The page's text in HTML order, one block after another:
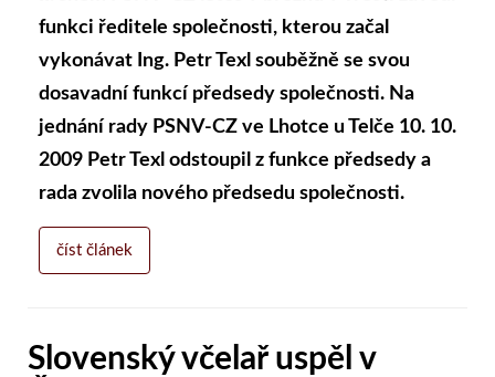
funkci ředitele společnosti, kterou začal
vykonávat Ing. Petr Texl souběžně se svou
dosavadní funkcí předsedy společnosti. Na
jednání rady PSNV-CZ ve Lhotce u Telče 10. 10.
2009 Petr Texl odstoupil z funkce předsedy a
rada zvolila nového předsedu společnosti.
číst článek
Slovenský včelař uspěl v